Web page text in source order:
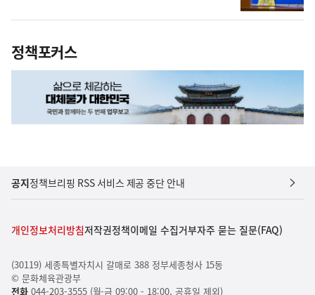
정책포커스
공지정책브리핑 RSS 서비스 제공 중단 안내
개인정보처리방침저작권정책이메일 수집거부자주 묻는 질문(FAQ)
(30119) 세종특별자치시 갈매로 388 정부세종청사 15동
© 문화체육관광부
전화044-203-3555 (월-금 09:00 - 18:00, 공휴일 제외)